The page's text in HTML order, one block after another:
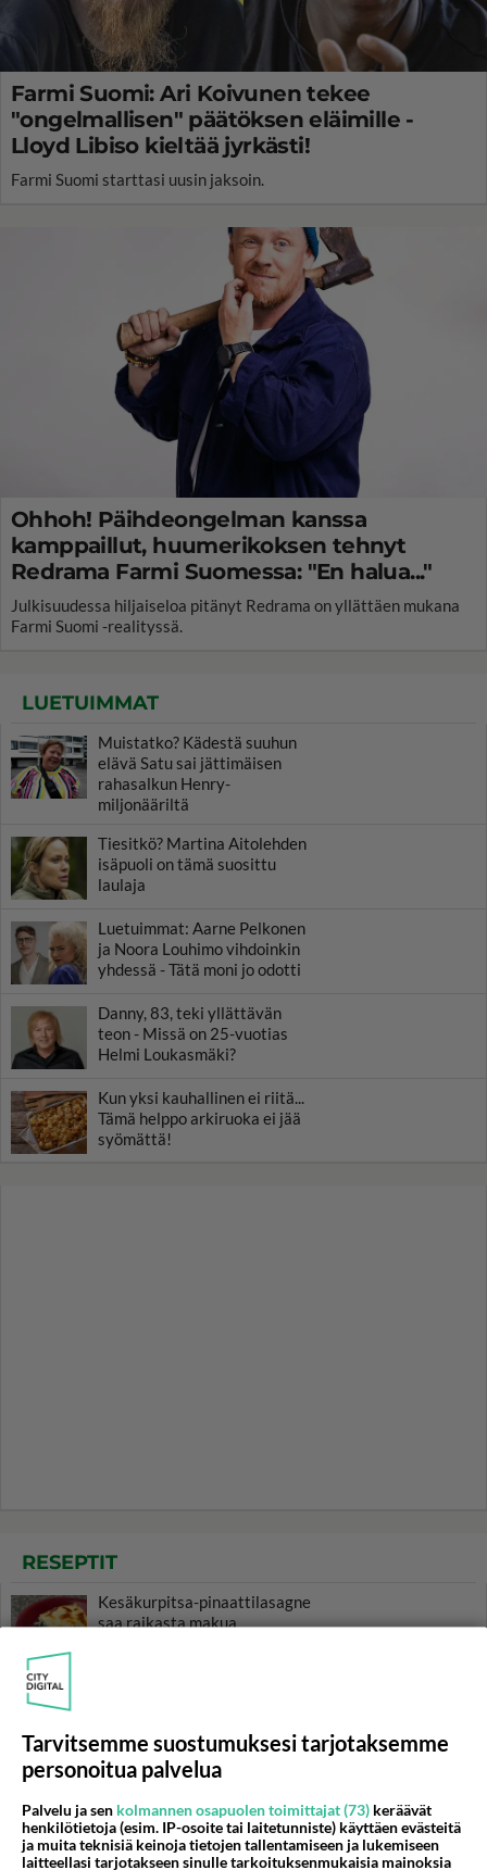
Farmi Suomi: Ari Koivunen tekee
"ongelmallisen" päätöksen eläimille -
Lloyd Libiso kieltää jyrkästi!
Farmi Suomi starttasi uusin jaksoin.
Ohhoh! Päihdeongelman kanssa
kamppaillut, huumerikoksen tehnyt
Redrama Farmi Suomessa: "En halua..."
Julkisuudessa hiljaiseloa pitänyt Redrama on yllättäen mukana
Farmi Suomi -realityssä.
LUETUIMMAT
Muistatko? Kädestä suuhun
elävä Satu sai jättimäisen
rahasalkun Henry-
miljonääriltä
Tiesitkö? Martina Aitolehden
isäpuoli on tämä suosittu
laulaja
Luetuimmat: Aarne Pelkonen
ja Noora Louhimo vihdoinkin
yhdessä - Tätä moni jo odotti
Danny, 83, teki yllättävän
teon - Missä on 25-vuotias
Helmi Loukasmäki?
Kun yksi kauhallinen ei riitä...
Tämä helppo arkiruoka ei jää
syömättä!
RESEPTIT
Kesäkurpitsa-pinaattilasagne
saa raikasta makua
helppo tehdä itse.
Mansikkainen juustosalaatti
on pirteä keskikesän herkku.
Tarvitsemme suostumuksesi tarjotaksemme
personoitua palvelua
Palvelu ja sen kolmannen osapuolen toimittajat (73) keräävät
henkilötietoja (esim. IP-osoite tai laitetunniste) käyttäen evästeitä
ja muita teknisiä keinoja tietojen tallentamiseen ja lukemiseen
laitteellasi tarjotakseen sinulle tarkoituksenmukaisia mainoksia